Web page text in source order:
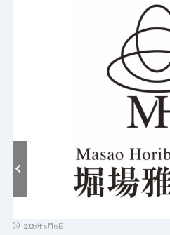
2026年8月6日